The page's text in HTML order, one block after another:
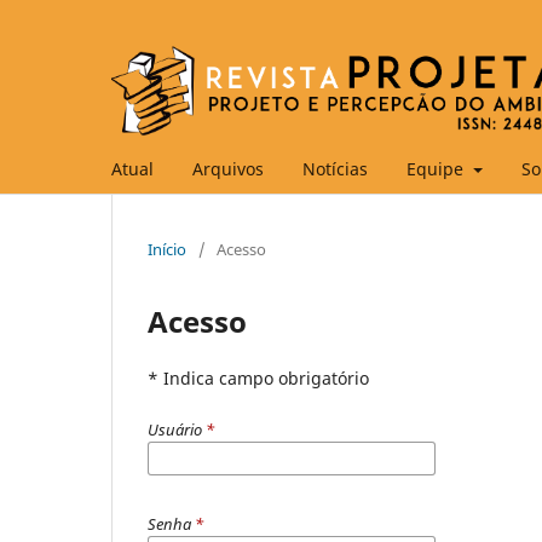
Atual Arquivos Notícias Equipe
Início / Acesso
Acesso
* Indica campo obrigatório
Usuário *
Senha *